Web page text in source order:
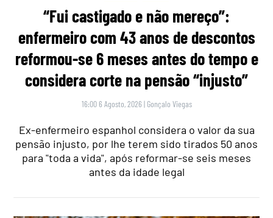
“Fui castigado e não mereço”:
enfermeiro com 43 anos de descontos
reformou-se 6 meses antes do tempo e
considera corte na pensão “injusto”
16:00 6 Agosto, 2026 | Gonçalo Viegas
Ex-enfermeiro espanhol considera o valor da sua
pensão injusto, por lhe terem sido tirados 50 anos
para "toda a vida", após reformar-se seis meses
antes da idade legal